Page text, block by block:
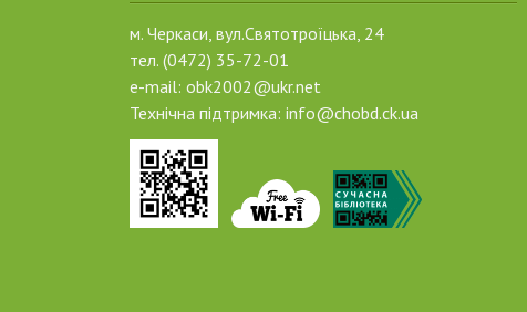
м. Черкаси, вул.Святотроїцька, 24
тел. (0472) 35-72-01
e-mail: obk2002@ukr.net
Технічна підтримка: info@chobd.ck.ua